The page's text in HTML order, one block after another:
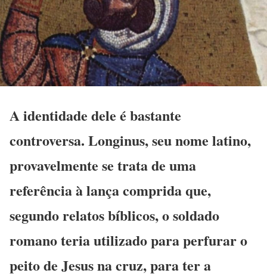
A identidade dele é bastante
controversa. Longinus, seu nome latino,
provavelmente se trata de uma
referência à lança comprida que,
segundo relatos bíblicos, o soldado
romano teria utilizado para perfurar o
peito de Jesus na cruz, para ter a